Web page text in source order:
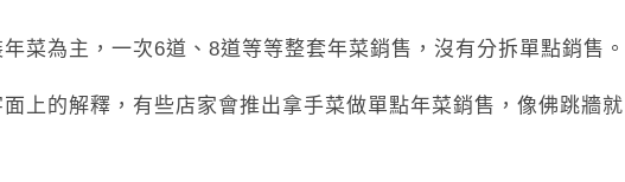
年菜為主，一次6道、8道等等整套年菜銷售，沒有分拆單點銷售。
面上的解釋，有些店家會推出拿手菜做單點年菜銷售，像佛跳牆就